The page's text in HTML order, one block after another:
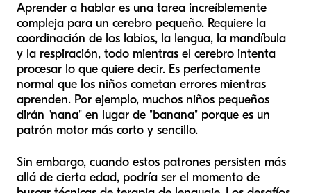
Aprender a hablar es una tarea increíblemente
compleja para un cerebro pequeño. Requiere la
coordinación de los labios, la lengua, la mandíbula
y la respiración, todo mientras el cerebro intenta
procesar lo que quiere decir. Es perfectamente
normal que los niños cometan errores mientras
aprenden. Por ejemplo, muchos niños pequeños
dirán "nana" en lugar de "banana" porque es un
patrón motor más corto y sencillo.
Sin embargo, cuando estos patrones persisten más
allá de cierta edad, podría ser el momento de